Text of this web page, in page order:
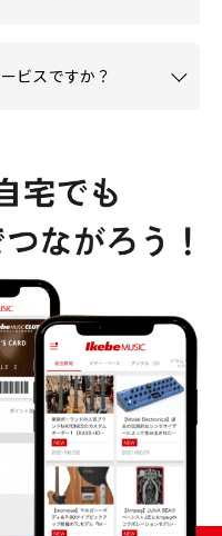
ビスですか？